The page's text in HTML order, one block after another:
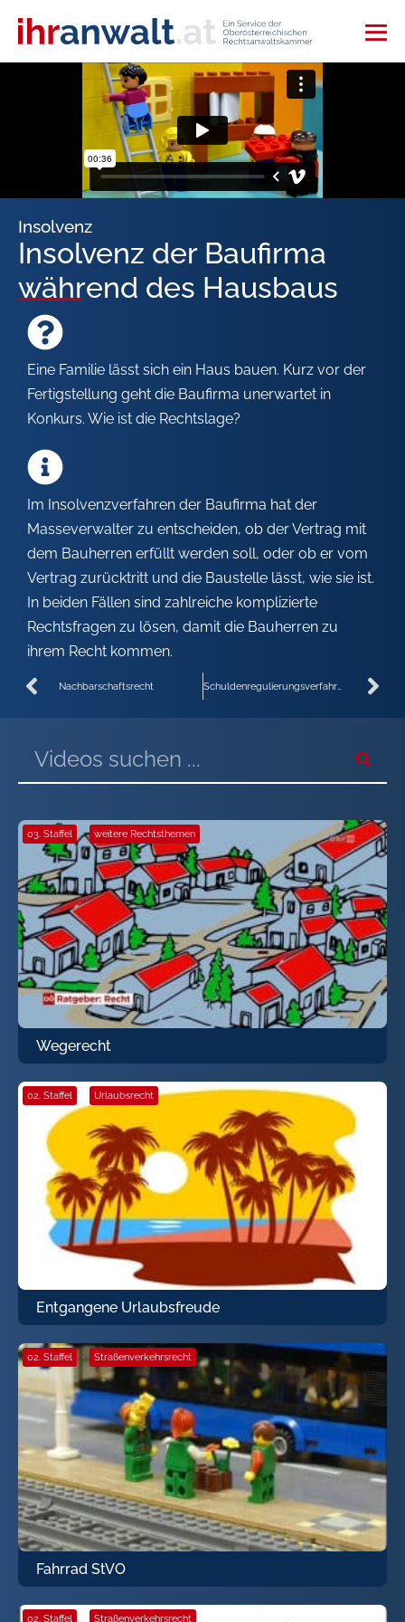
Insolvenz
Insolvenz der Baufirma
während des Hausbaus
Eine Familie lässt sich ein Haus bauen. Kurz vor der
Fertigstellung geht die Baufirma unerwartet in
Konkurs. Wie ist die Rechtslage?
Im Insolvenzverfahren der Baufirma hat der
Masseverwalter zu entscheiden, ob der Vertrag mit
dem Bauherren erfüllt werden soll, oder ob er vom
Vertrag zurücktritt und die Baustelle lässt, wie sie ist.
In beiden Fällen sind zahlreiche komplizierte
Rechtsfragen zu lösen, damit die Bauherren zu
ihrem Recht kommen.
Nachbarschaftsrecht Schuldenregulierungsverfahren
03. Staffel · weitere Rechtsthemen
Wegerecht
02. Staffel Urlaubsrecht
Entgangene Urlaubsfreude
02. Staffel · Straßenverkehrsrecht
Fahrrad StVO
02. Staffel Straßenverkehrsrecht